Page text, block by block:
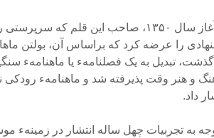
در آغاز سال ۱۳۵۰، صاحب این قلم که
را عرضه کرد که براساس آن، بولتن
تبدیل به یک فصلنامهء یا ماهنامهء
داد.
به تجربیات چهل ساله انتشار در زمینهء